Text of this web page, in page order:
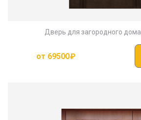
Дверь для загородного дома
от 69500₽